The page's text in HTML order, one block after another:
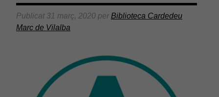
Publicat 31 març, 2020perBiblioteca Cardedeu
Marc de Vilalba